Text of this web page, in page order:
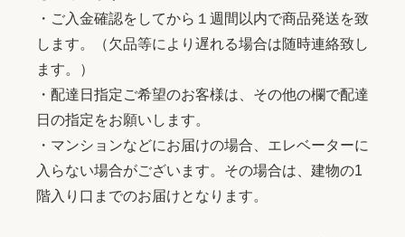
・ご入金確認をしてから１週間以内で商品発送を致
します。（欠品等により遅れる場合は随時連絡致し
ます。）
・配達日指定ご希望のお客様は、その他の欄で配達
日の指定をお願いします。
・マンションなどにお届けの場合、エレベーターに
入らない場合がございます。その場合は、建物の1
階入り口までのお届けとなります。